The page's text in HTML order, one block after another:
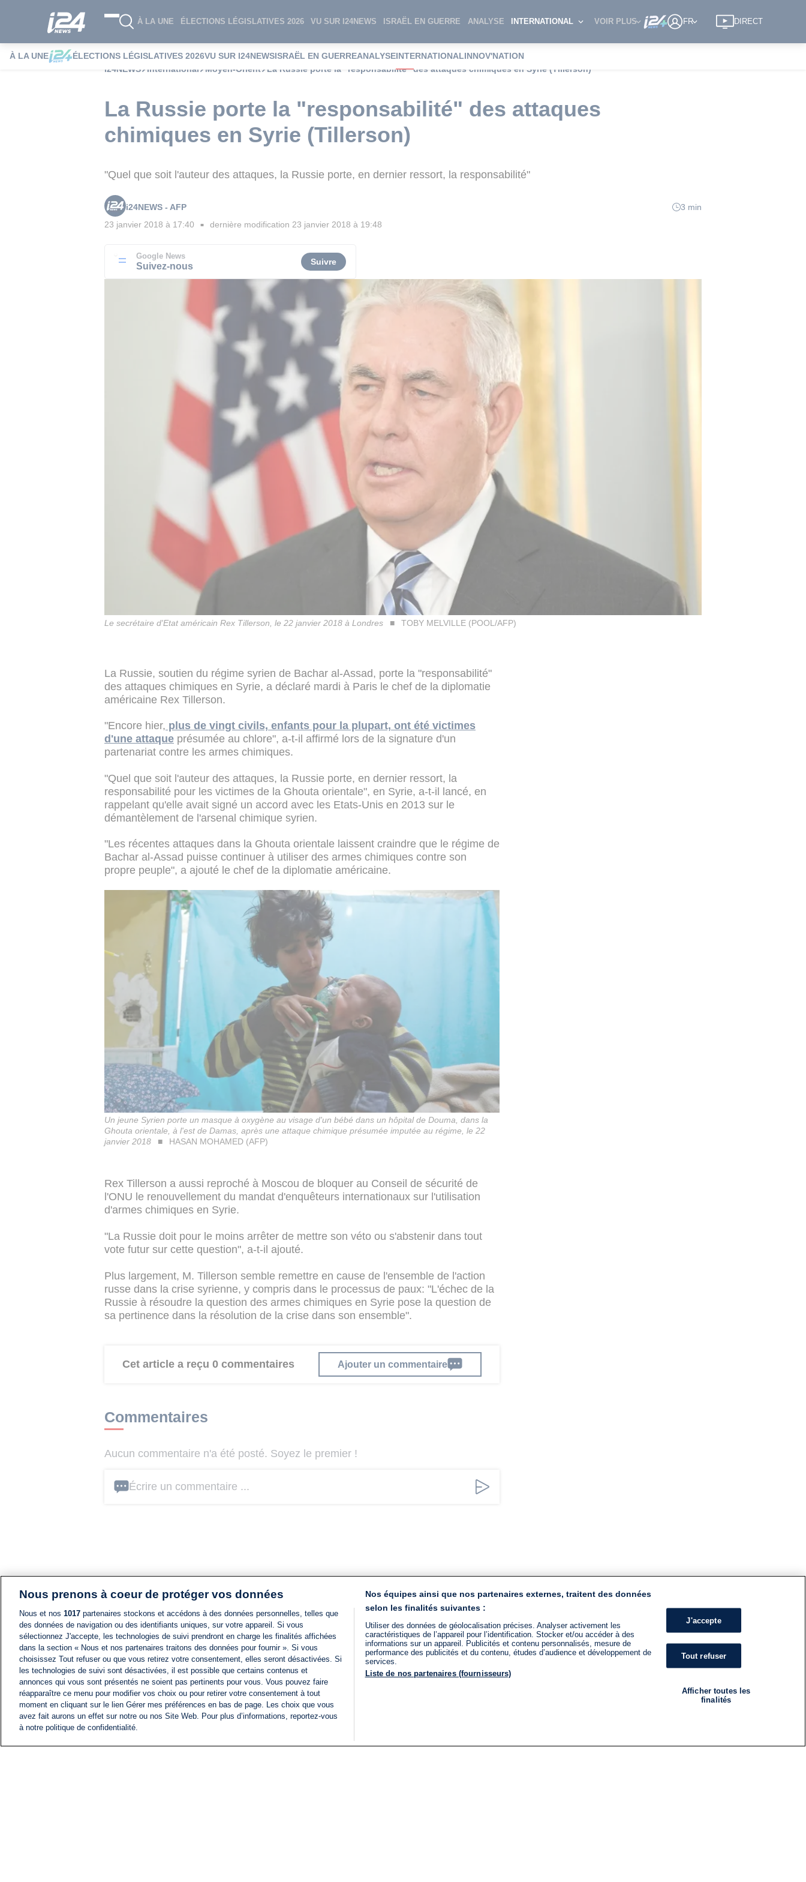
À LA UNE ÉLECTIONS LÉGISLATIVES 2026 VU SUR I24NEWS ISRAËL EN GUERRE ANALYSE INTERNATIONAL VOIR PLUS FR DIRECT
À LA UNE ÉLECTIONS LÉGISLATIVES 2026VU SUR I24NEWSISRAËL EN GUERREANALYSEINTERNATIONALINNOV'NATION
i24NEWS
International Moyen-Orient La Russie porte la "responsabilité" des attaques chimiques en Syrie (Tillerson)
La Russie porte la "responsabilité" des attaques
chimiques en Syrie (Tillerson)
"Quel que soit l'auteur des attaques, la Russie porte, en dernier ressort, la responsabilité"
i24NEWS - AFP
3 min
23 janvier 2018 à 17:40 ■ dernière modification 23 janvier 2018 à 19:48
Google News
Suivez-nous Suivre
Le secrétaire d'Etat américain Rex Tillerson, le 22 janvier 2018 à Londres TOBY MELVILLE (POOL/AFP)
La Russie, soutien du régime syrien de Bachar al-Assad, porte la "responsabilité"
des attaques chimiques en Syrie, a déclaré mardi à Paris le chef de la diplomatie
américaine Rex Tillerson.
"Encore hier, plus de vingt civils, enfants pour la plupart, ont été victimes
d'une attaque présumée au chlore", a-t-il affirmé lors de la signature d'un
partenariat contre les armes chimiques.
"Quel que soit l'auteur des attaques, la Russie porte, en dernier ressort, la
responsabilité pour les victimes de la Ghouta orientale", en Syrie, a-t-il lancé, en
rappelant qu'elle avait signé un accord avec les Etats-Unis en 2013 sur le
démantèlement de l'arsenal chimique syrien.
"Les récentes attaques dans la Ghouta orientale laissent craindre que le régime de
Bachar al-Assad puisse continuer à utiliser des armes chimiques contre son
propre peuple", a ajouté le chef de la diplomatie américaine.
Un jeune Syrien porte un masque à oxygène au visage d'un bébé dans un hôpital de Douma, dans la
Ghouta orientale, à l'est de Damas, après une attaque chimique présumée imputée au régime, le 22
janvier 2018
HASAN MOHAMED (AFP)
Rex Tillerson a aussi reproché à Moscou de bloquer au Conseil de sécurité de
l'ONU le renouvellement du mandat d'enquêteurs internationaux sur l'utilisation
d'armes chimiques en Syrie.
"La Russie doit pour le moins arrêter de mettre son véto ou s'abstenir dans tout
vote futur sur cette question", a-t-il ajouté.
Plus largement, M. Tillerson semble remettre en cause de l'ensemble de l'action
russe dans la crise syrienne, y compris dans le processus de paux: "L'échec de la
Russie à résoudre la question des armes chimiques en Syrie pose la question de
sa pertinence dans la résolution de la crise dans son ensemble".
Cet article a reçu 0 commentaires Ajouter un commentaire
Commentaires
Aucun commentaire n'a été posté. Soyez le premier !
Écrire un commentaire ...
Nous prenons à coeur de protéger vos données
Nous et nos 1017 partenaires stockons et accédons à des données personnelles, telles que
des données de navigation ou des identifiants uniques, sur votre appareil. Si vous
sélectionnez J'accepte, les technologies de suivi prendront en charge les finalités affichées
dans la section « Nous et nos partenaires traitons des données pour fournir ». Si vous
choisissez Tout refuser ou que vous retirez votre consentement, elles seront désactivées. Si
les technologies de suivi sont désactivées, il est possible que certains contenus et
annonces qui vous sont présentés ne soient pas pertinents pour vous. Vous pouvez faire
réapparaître ce menu pour modifier vos choix ou pour retirer votre consentement à tout
moment en cliquant sur le lien Gérer mes préférences en bas de page. Les choix que vous
avez fait aurons un effet sur notre ou nos Site Web. Pour plus d’informations, reportez-vous
à notre politique de confidentialité.
Nos équipes ainsi que nos partenaires externes, traitent des données
selon les finalités suivantes :
Utiliser des données de géolocalisation précises. Analyser activement les
caractéristiques de l’appareil pour l’identification. Stocker et/ou accéder à des
informations sur un appareil. Publicités et contenu personnalisés, mesure de
performance des publicités et du contenu, études d’audience et développement de
services.
Liste de nos partenaires (fournisseurs)
J'accepte
Tout refuser
Afficher toutes les
finalités